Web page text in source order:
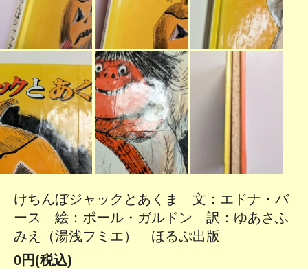
けちんぼジャックとあくま 文：エドナ・バ
ース 絵：ポール・ガルドン 訳：ゆあさふ
みえ（湯浅フミエ） ほるぷ出版
0円(税込)